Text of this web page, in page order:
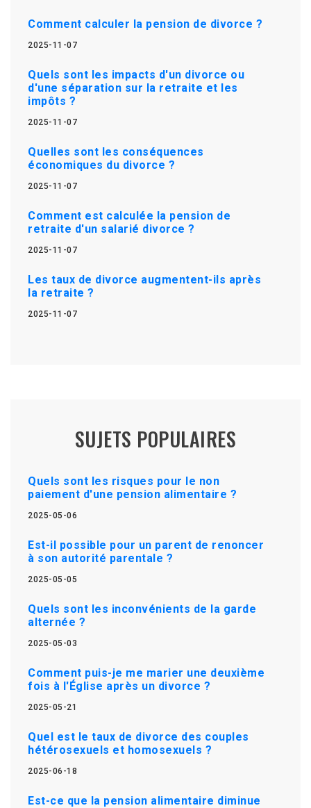
Comment calculer la pension de divorce ?
2025-11-07
Quels sont les impacts d'un divorce ou
d'une séparation sur la retraite et les
impôts ?
2025-11-07
Quelles sont les conséquences
économiques du divorce ?
2025-11-07
Comment est calculée la pension de
retraite d'un salarié divorce ?
2025-11-07
Les taux de divorce augmentent-ils après
la retraite ?
2025-11-07
SUJETS POPULAIRES
Quels sont les risques pour le non
paiement d'une pension alimentaire ?
2025-05-06
Est-il possible pour un parent de renoncer
à son autorité parentale ?
2025-05-05
Quels sont les inconvénients de la garde
alternée ?
2025-05-03
Comment puis-je me marier une deuxième
fois à l'Église après un divorce ?
2025-05-21
Quel est le taux de divorce des couples
hétérosexuels et homosexuels ?
2025-06-18
Est-ce que la pension alimentaire diminue